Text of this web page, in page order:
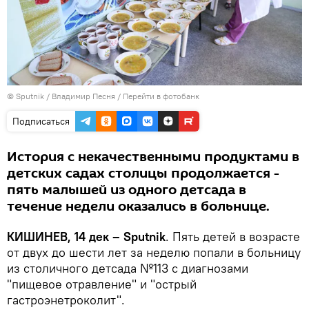
© Sputnik / Владимир Песня / Перейти в фотобанк
Подписаться
История с некачественными продуктами в
детских садах столицы продолжается -
пять малышей из одного детсада в
течение недели оказались в больнице.
КИШИНЕВ, 14 дек – Sputnik. Пять детей в возрасте
от двух до шести лет за неделю попали в больницу
из столичного детсада №113 с диагнозами
"пищевое отравление" и "острый
гастроэнетроколит".